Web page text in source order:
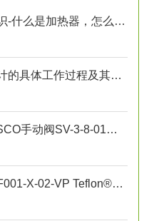
坂口电热小知识-什么是加热器，怎么保养加热器
紫外幅射照度计的具体工作过程及其应用
池田屋新品PISCO手动阀SV-3-8-01正式发布
池田屋精品！F001-X-02-VP Teflon®真空吸笔技术参数与应用解析